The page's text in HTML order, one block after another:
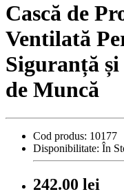
Cască de
Ventilată
Siguranță
de Muncă
Cod produs: 10177
Disponibilitate: În
242.00 lei